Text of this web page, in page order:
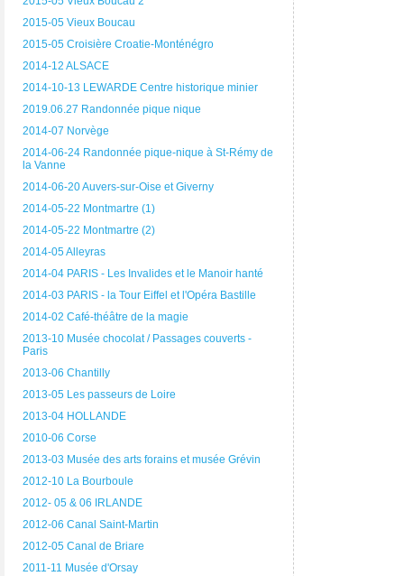
2015-05 Vieux Boucau
2015-05 Croisière Croatie-Monténégro
2014-12 ALSACE
2014-10-13 LEWARDE Centre historique minier
2019.06.27 Randonnée pique nique
2014-07 Norvège
2014-06-24 Randonnée pique-nique à St-Rémy de
la Vanne
2014-06-20 Auvers-sur-Oise et Giverny
2014-05-22 Montmartre (1)
2014-05-22 Montmartre (2)
2014-05 Alleyras
2014-04 PARIS - Les Invalides et le Manoir hanté
2014-03 PARIS - la Tour Eiffel et l'Opéra Bastille
2014-02 Café-théâtre de la magie
2013-10 Musée chocolat / Passages couverts -
Paris
2013-06 Chantilly
2013-05 Les passeurs de Loire
2013-04 HOLLANDE
2010-06 Corse
2013-03 Musée des arts forains et musée Grévin
2012-10 La Bourboule
2012- 05 & 06 IRLANDE
2012-06 Canal Saint-Martin
2012-05 Canal de Briare
2011-11 Musée d'Orsay